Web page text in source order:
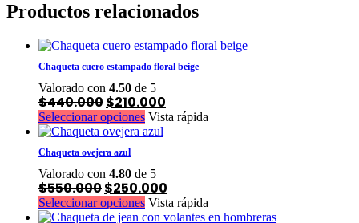
Productos relacionados
Chaqueta cuero estampado floral beige
Valorado con 4.50 de 5
$440.000El
precio
original
era:
$440.000.
$210.000
precio
actual
Seleccionar opciones Este
producto
variantes.
Las
opciones
se
Vista rápida
Chaqueta ovejera azul
Valorado con 4.80 de 5
$550.000El
precio
original
$250.000
precio
actual
Seleccionar opciones Este
producto
Vista rápida